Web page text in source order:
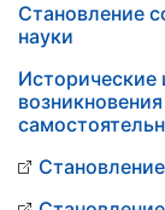
Становление
науки
Исторические